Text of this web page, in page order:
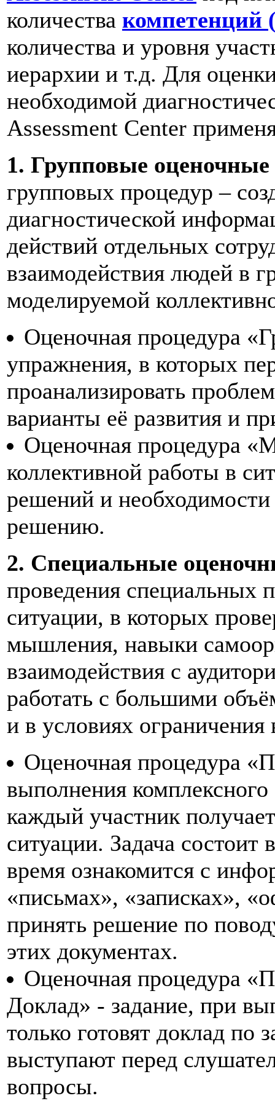
количества компетенций
количества и уровня
иерархии и т.д. Для
необходимой
Assessment Center
1. Групповые
групповых процедур –
диагностической
действий отдельных
взаимодействия людей в
моделируемой
Оценочная процедура
упражнения, в которых
проанализировать
варианты её развития и
Оценочная процедура
коллективной работы в
решений и
решению.
2. Специальные
проведения специальных
ситуации, в которых
мышления, навыки
взаимодействия с
работать с большими
и в условиях ограничения
Оценочная процедура
выполнения комплексного
каждый участник
ситуации. Задача
время ознакомится с
«письмах», «записках»,
принять решение по
этих документах.
Оценочная процедура
Доклад» - задание, при
только готовят доклад по
выступают перед
вопросы.